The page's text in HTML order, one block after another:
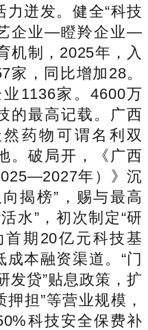
迸发。健全“科技
企业—瞪羚企业—
机制，2025年，入
家，同比增加28。
1136家。4600万
的最高记载。广西
药物可谓名利双
。破局开，《广西
年）》沉
揭榜”，赐与最高
水”，初次制定“研
首期20亿元科技基
本融资渠道。“门
发贷”贴息政策，扩
押担”等营业规模，
科技安全保费补